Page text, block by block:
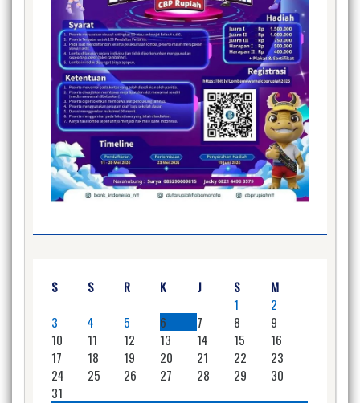
S S R K J S
M
1
2
3
4 5 6 7 8
9
10
11 12 13 14 15
16
17
18 19 20 21 22
23
24
25 26 27 28 29
30
31